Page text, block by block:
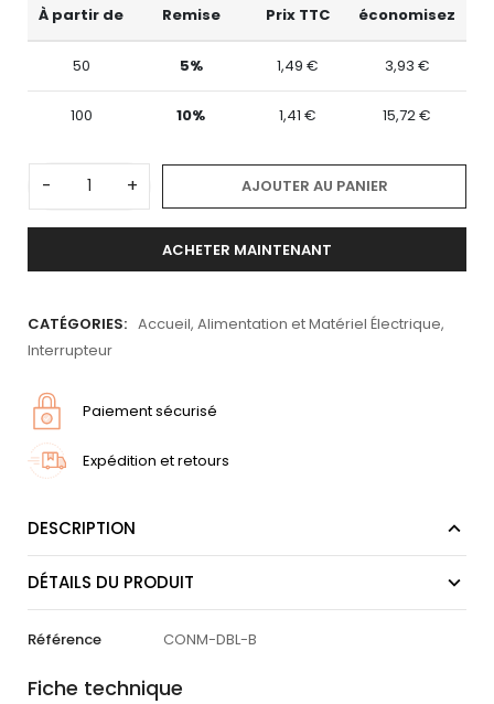
À partir de Remise Prix TTC
économisez
50 5% 1,49 € 3,93 €
100 10% 1,41 € 15,72 €
- + AJOUTER AU PANIER
ACHETER MAINTENANT
CATÉGORIES: Accueil, Alimentation et Matériel Électrique,
Interrupteur
Paiement sécurisé
Expédition et retours
DESCRIPTION
DÉTAILS DU PRODUIT
Référence CONM-DBL-B
Fiche technique